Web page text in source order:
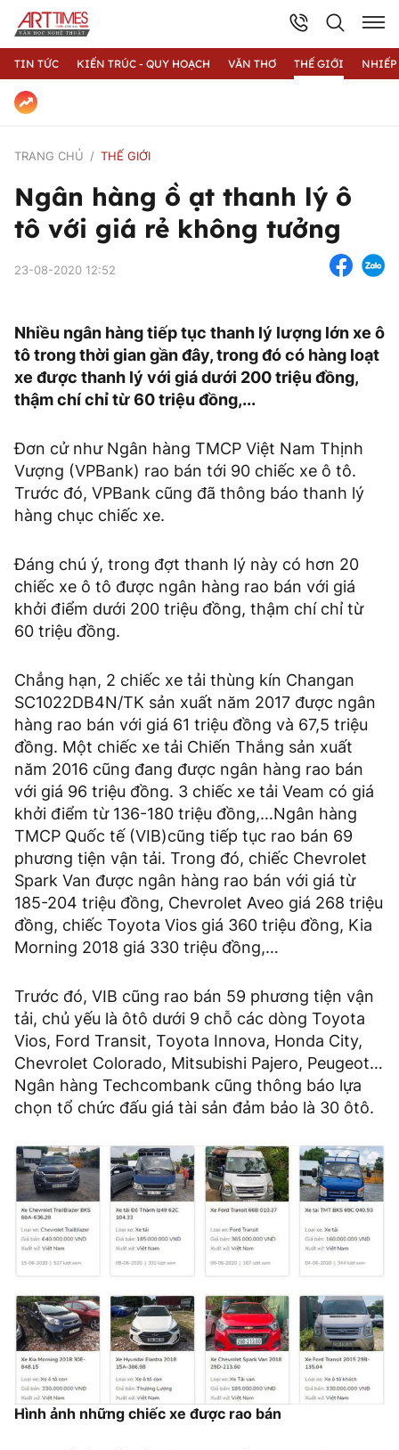
TIN TỨC KIẾN TRÚC - QUY HOẠCH VĂN THƠ THẾ GIỚI
TRANG CHỦ THẾ GIỚI
Ngân hàng ồ ạt thanh lý ô
tô với giá rẻ không tưởng
23-08-2020 12:52
Nhiều ngân hàng tiếp tục thanh lý lượng lớn xe ô
tô trong thời gian gần đây, trong đó có hàng loạt
xe được thanh lý với giá dưới 200 triệu đồng,
thậm chí chỉ từ 60 triệu đồng,...
Đơn cử như Ngân hàng TMCP Việt Nam Thịnh
Vượng (VPBank) rao bán tới 90 chiếc xe ô tô.
Trước đó, VPBank cũng đã thông báo thanh lý
hàng chục chiếc xe.
Đáng chú ý, trong đợt thanh lý này có hơn 20
chiếc xe ô tô được ngân hàng rao bán với giá
khởi điểm dưới 200 triệu đồng, thậm chí chỉ từ
60 triệu đồng.
Chẳng hạn, 2 chiếc xe tải thùng kín Changan
SC1022DB4N/TK sản xuất năm 2017 được ngân
hàng rao bán với giá 61 triệu đồng và 67,5 triệu
đồng. Một chiếc xe tải Chiến Thắng sản xuất
năm 2016 cũng đang được ngân hàng rao bán
với giá 96 triệu đồng. 3 chiếc xe tải Veam có giá
khởi điểm từ 136-180 triệu đồng,…Ngân hàng
TMCP Quốc tế (VIB)cũng tiếp tục rao bán 69
phương tiện vận tải. Trong đó, chiếc Chevrolet
Spark Van được ngân hàng rao bán với giá từ
185-204 triệu đồng, Chevrolet Aveo giá 268 triệu
đồng, chiếc Toyota Vios giá 360 triệu đồng, Kia
Morning 2018 giá 330 triệu đồng,…
Trước đó, VIB cũng rao bán 59 phương tiện vận
tải, chủ yếu là ôtô dưới 9 chỗ các dòng Toyota
Vios, Ford Transit, Toyota Innova, Honda City,
Chevrolet Colorado, Mitsubishi Pajero, Peugeot…
Ngân hàng Techcombank cũng thông báo lựa
chọn tổ chức đấu giá tài sản đảm bảo là 30 ôtô.
Hình ảnh những chiếc xe được rao bán